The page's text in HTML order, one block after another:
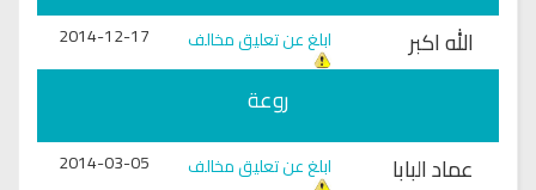
الله اكبر
ابلغ عن تعليق مخالف 2014-12-17
روعة
عماد البابا
ابلغ عن تعليق مخالف 2014-03-05